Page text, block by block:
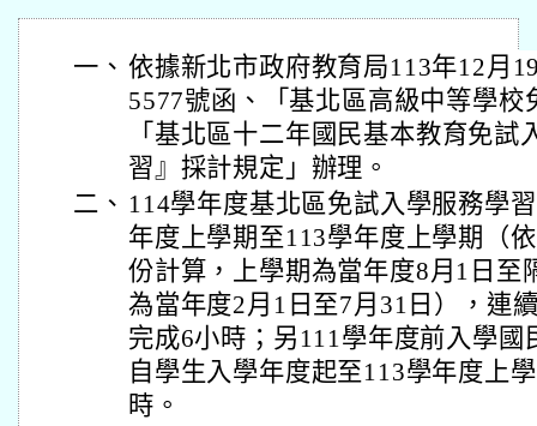
一、 依據新北市政府教育局113年12月
5577號函、「基北區高級中等學校
「基北區十二年國民基本教育免試
習』採計規定」辦理。
二、 114學年度基北區免試入學服務學
年度上學期至113學年度上學期（
份計算，上學期為當年度8月1日至
為當年度2月1日至7月31日），連
完成6小時；另111學年度前入學國
自學生入學年度起至113學年度上
時。